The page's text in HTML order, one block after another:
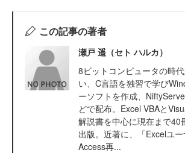
この記事の著者
瀬戸 遥（セト ハルカ）
8ビットコンピュータの時
い、C言語を独習で学び
ーソフトを作成、
どで配布。Excel VBAと
解説書を中心に現在まで40
出版。近著に、「Excelユ
Access再...